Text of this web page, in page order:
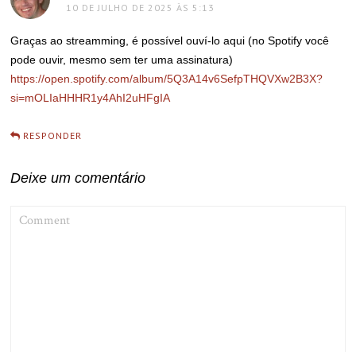
10 DE JULHO DE 2025 ÀS 5:13
Graças ao streamming, é possível ouví-lo aqui (no Spotify você
pode ouvir, mesmo sem ter uma assinatura)
https://open.spotify.com/album/5Q3A14v6SefpTHQVXw2B3X?
si=mOLIaHHHR1y4AhI2uHFgIA
RESPONDER
Deixe um comentário